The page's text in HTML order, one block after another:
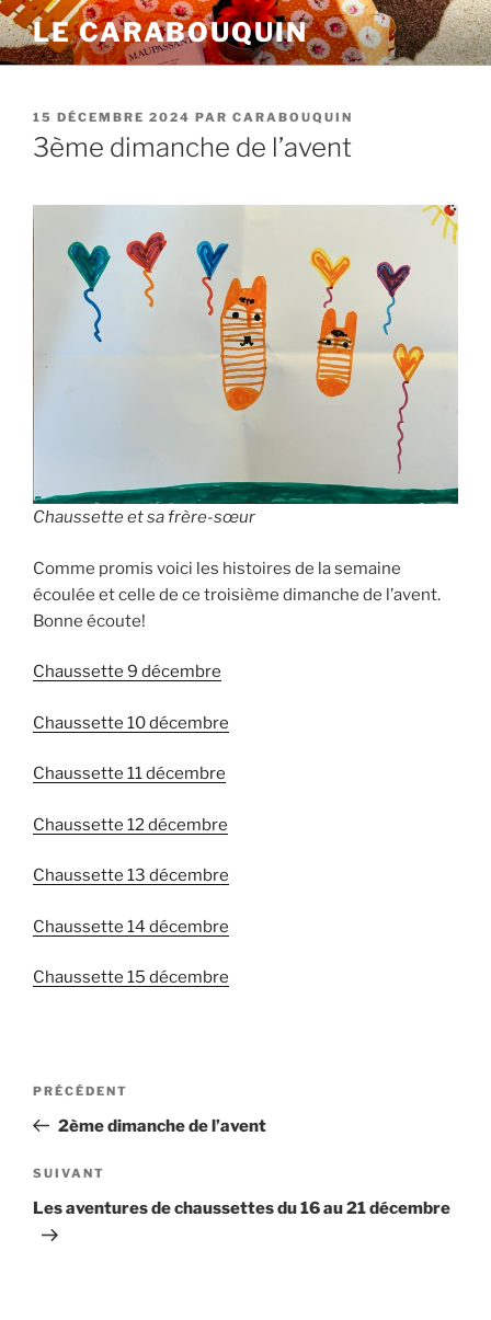
Aller
au
contenu
LE CARABOUQUIN
PUBLIÉ
LE
15 DÉCEMBRE 2024 PAR CARABOUQUIN
3ème dimanche de l’avent
Chaussette et sa frère-sœur
Comme promis voici les histoires de la semaine
écoulée et celle de ce troisième dimanche de l’avent.
Bonne écoute!
Chaussette 9 décembre
Chaussette 10 décembre
Chaussette 11 décembre
Chaussette 12 décembre
Chaussette 13 décembre
Chaussette 14 décembre
Chaussette 15 décembre
Navigation
l’article
Article
précédent
PRÉCÉDENT
2ème dimanche de l’avent
Article
suivant
SUIVANT
Les aventures de chaussettes du 16 au 21 décembre